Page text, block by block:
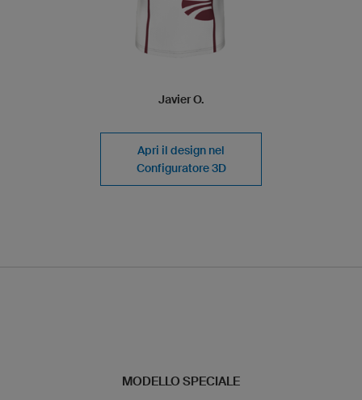
Javier O.
Apri il design nel
Configuratore 3D
MODELLO SPECIALE